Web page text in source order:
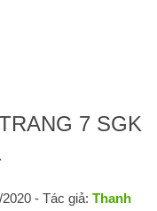
7 SGK
- Tác giả: Thanh